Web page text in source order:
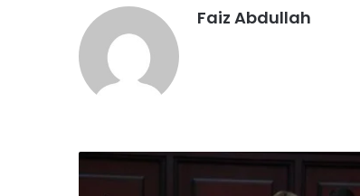
Faiz Abdullah
r